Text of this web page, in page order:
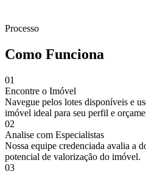
Processo
Como Funciona
01
Encontre o Imóvel
Navegue pelos lotes disponíveis e
imóvel ideal para seu perfil e
02
Analise com Especialistas
Nossa equipe credenciada avalia a
potencial de valorização do imóvel.
03